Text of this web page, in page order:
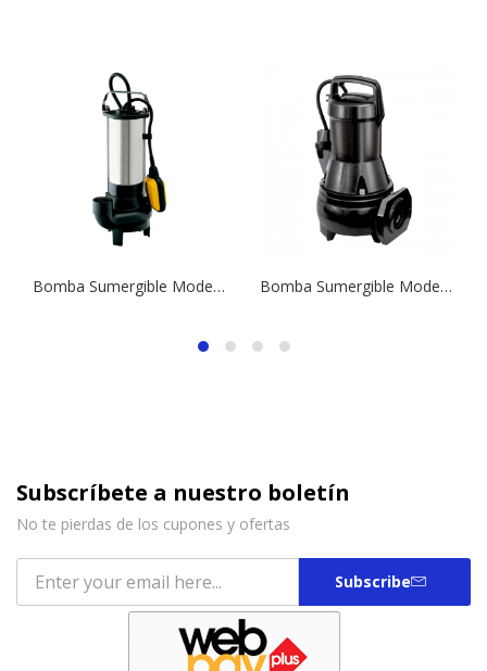
Bomba Sumergible Modelo Drainex 100 | 1,0 HP | Drenaje Bomba Sumergible Modelo Drainex 200 M | 1,5 HP | Drenaje
Subscríbete a nuestro boletín
No te pierdas de los cupones y ofertas
Subscribe